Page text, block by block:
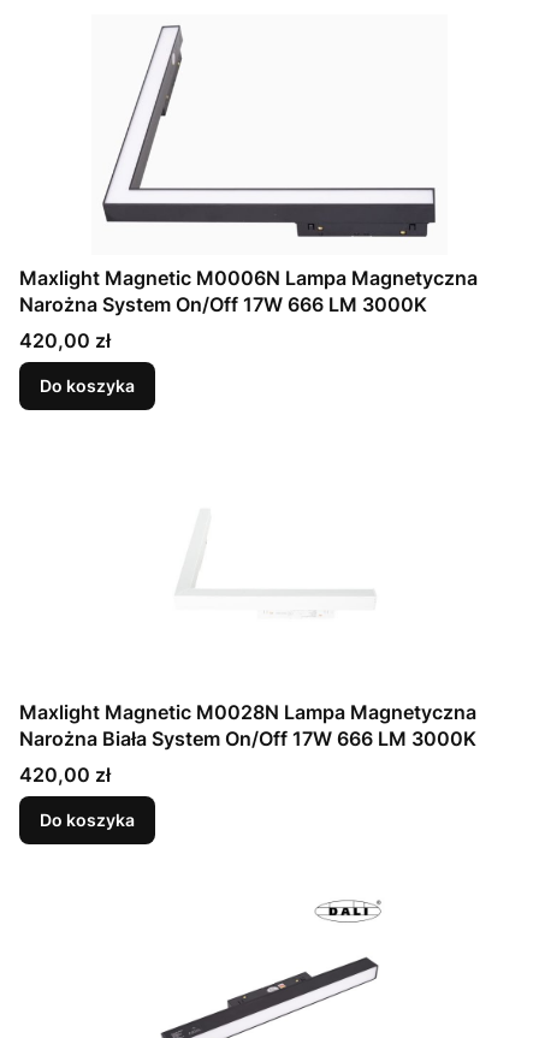
Maxlight Magnetic M0006N Lampa Magnetyczna
Narożna System On/Off 17W 666 LM 3000K
Cena
420,00 zł
Do koszyka
Maxlight Magnetic M0028N Lampa Magnetyczna
Narożna Biała System On/Off 17W 666 LM 3000K
Cena
420,00 zł
Do koszyka